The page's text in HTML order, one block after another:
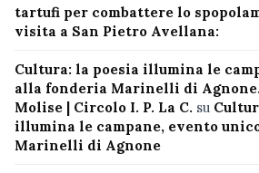
tartufi per combattere lo
visita a San Pietro Avellana:
Cultura: la poesia illumina le
alla fonderia Marinelli di Agnone.
Molise | Circolo I. P. La C. su
illumina le campane, evento
Marinelli di Agnone